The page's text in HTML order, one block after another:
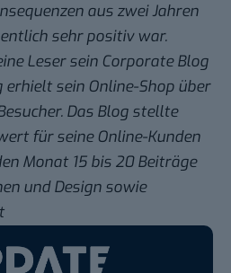
aus zwei Jahren
sehr positiv war.
Leser sein Corporate Blog
erhielt sein Online-Shop über
Das Blog stellte
für seine Online-Kunden
Monat 15 bis 20 Beiträge
und Design sowie